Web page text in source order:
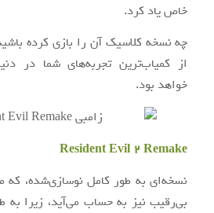
خاص یاد کرد.
چه نسخه کلاسیک آن را بازی کرده
از کمیاب‌ترین تجربه‌های شما در
خواهد بود.
Resident Evil 2 Remake
نسخه‌ای به طور کامل نوسازی‌شده، که
بی‌رقیب نیز به حساب می‌آید، زیرا به